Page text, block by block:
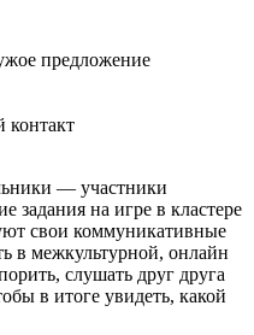
предложение
контакт
— участники
задания на игре в кластере
свои коммуникативные
в межкультурной, онлайн
слушать друг друга
в итоге увидеть, какой